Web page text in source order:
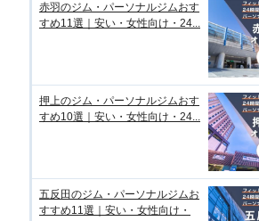
赤羽のジム・パーソナルジムおす
すめ11選｜安い・女性向け・24...
押上のジム・パーソナルジムおす
すめ10選｜安い・女性向け・24...
五反田のジム・パーソナルジムお
すすめ11選｜安い・女性向け・